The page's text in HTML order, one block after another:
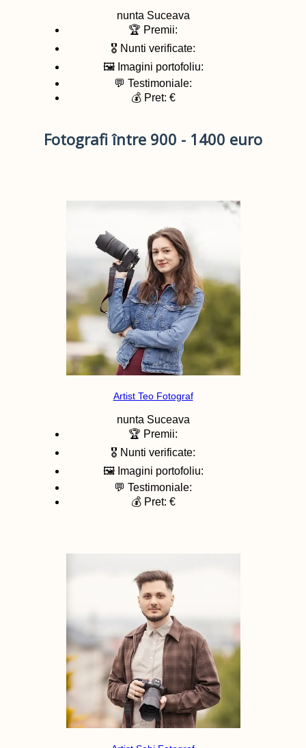
nunta Suceava
🏆 Premii:
🎖️ Nunti verificate:
🖼️ Imagini portofoliu:
💬 Testimoniale:
💰 Pret: €
Fotografi între 900 - 1400 euro
Artist Teo Fotograf
nunta Suceava
🏆 Premii:
🎖️ Nunti verificate:
🖼️ Imagini portofoliu:
💬 Testimoniale:
💰 Pret: €